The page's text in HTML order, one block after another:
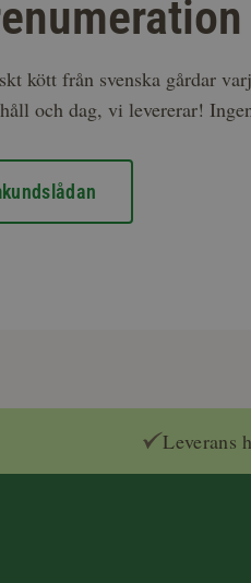
kött från svenska gårdar
och dag, vi levererar!
Leverans